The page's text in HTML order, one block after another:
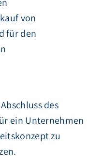
von
für den
des
ein Unternehmen
zu